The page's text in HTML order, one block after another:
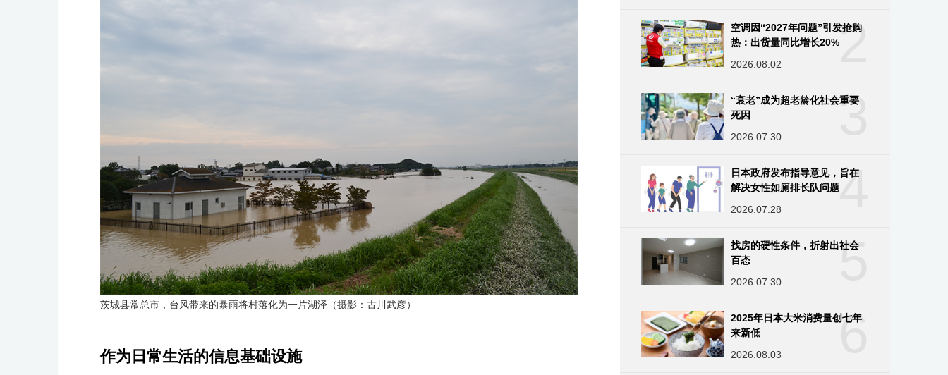
茨城县常总市，台风带来的暴雨将村落化为一片湖泽（摄影：古川武彦）
作为日常生活的信息基础设施
2
空调因“2027年问题”引发抢购
热：出货量同比增长20%
2026.08.02
3
“衰老”成为超老龄化社会重要
死因
2026.07.30
4
日本政府发布指导意见，旨在
解决女性如厕排长队问题
2026.07.28
5
找房的硬性条件，折射出社会
百态
2026.07.30
6
2025年日本大米消费量创七年
来新低
2026.08.03